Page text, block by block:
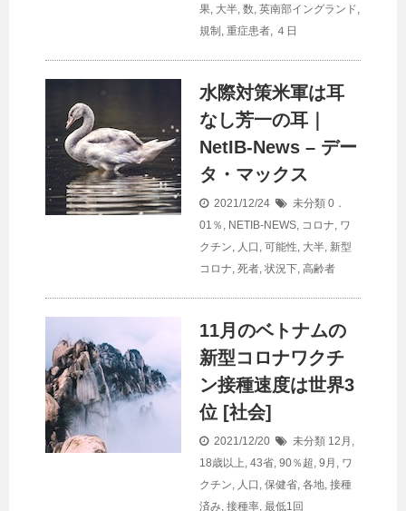
果, 大半, 数, 英南部イングランド,
規制 , 重症患者, ４日
水際対策米軍は耳
なし芳一の耳｜
NetIB-News – デー
タ・マックス
2021/12/24 未分類 0．
01％ , NETIB-NEWS, コロナ, ワ
クチン, 人口 , 可能性, 大半, 新型
コロナ, 死者, 状況下, 高齢者
11月のベトナムの
新型コロナワクチ
ン接種速度は世界3
位 [社会]
2021/12/20 未分類 12月 ,
18歳以上, 43省, 90％超, 9月 , ワ
クチン, 人口 , 保健省, 各地, 接種
済み, 接種率, 最低1回